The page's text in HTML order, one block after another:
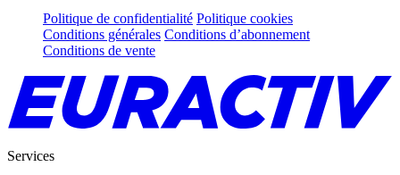
Politique de confidentialité Politique cookies
Conditions générales Conditions d’abonnement
Conditions de vente
Services